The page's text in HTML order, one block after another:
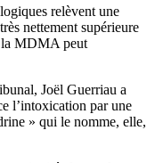
relèvent une
nettement supérieure
la MDMA peut
Joël Guerriau a
l’intoxication par une
» qui le nomme, elle,